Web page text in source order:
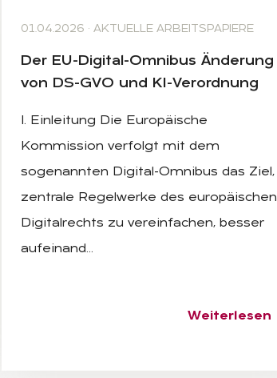
01.04.2026 · AKTUELLE ARBEITSPAPIERE
Der EU-Di­gi­tal-Om­ni­bus Än­de­rung
von DS-GVO und KI-Ver­ord­nung
I. Einleitung Die Europäische
Kommission verfolgt mit dem
sogenannten Digital-Omnibus das Ziel,
zentrale Regelwerke des europäischen
Digitalrechts zu vereinfachen, besser
aufeinand…
Weiterlesen